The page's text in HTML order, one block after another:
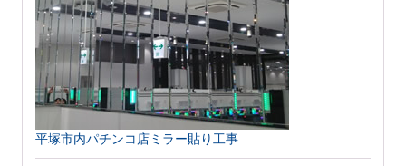
平塚市内パチンコ店ミラー貼り工事